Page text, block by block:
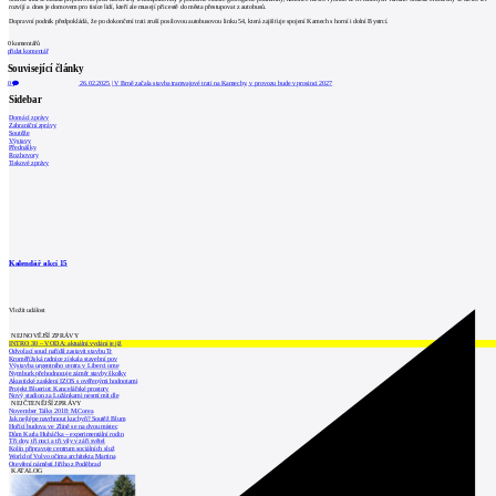
rozvíjí a dnes je domovem pro tisíce lidí, kteří ale musejí při cestě do města přestupovat z autobusů.
Dopravní podnik předpokládá, že po dokončení trati zruší posilovou autobusovou linku 54, která zajišťuje spojení Kamech s horní i dolní Bystrcí.
0komentářů
přidat komentář
Související články
0 26.02.2025 |V Brně začala stavba tramvajové trati na Kamechy, v provozu bude v prosinci 2027
Sidebar
Domácí zprávy
Zahraniční zprávy
Soutěže
Výstavy
Přednášky
Rozhovory
Tiskové zprávy
Kalendář akcí 15
Vložit událost
NEJNOVĚJŠÍ ZPRÁVY
INTRO 30 – VODA: aktuální vydání je již
Odvolací soud nařídil zastavit stavbu Tr
Kroměřížská radnice získala stavební pov
Výstavba urgentního centra v Liberci ome
Nymburk přehodnocuje záměr stavby školky
Akustické zasklení IZOS s ověřenými hodnotami
Projekt Blueriot: Kancelářské prostory
Nový stadion za Lužánkami nesmí mít dle
NEJČTENĚJŠÍ ZPRÁVY
November Talks 2018: M.Corea
Jak nejlépe navrhnout kuchyň? Soutěž Blum
Hořící budova ve Zlíně se na dvou místec
Dům Karla Hubáčka – experimentální rodin
Tři dny, tři noci a tři vily v záři světel
Kolín připravuje centrum sociálních služ
World of Volvo očima architekta Martina
Otevření náměstí Jiřího z Poděbrad
KATALOG